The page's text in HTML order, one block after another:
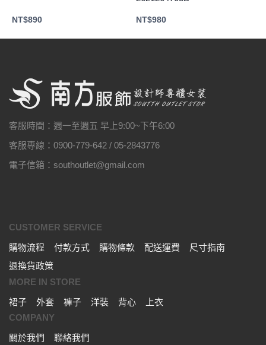
NT$890 NT$980
客服時間：週一至週五 早上9:00~下午6:00
客服專線：0900-779-642 / 05-2843776
電子信箱：southoutlet@gmail.com
CUSTOMER SERVICE
購物流程
付款方式 購物條款 配送運費
尺寸指南
退換貨政策
MORE IN STORE
裙子
外套 褲子 洋裝 背心
上衣
COMPANY
關於我們
聯絡我們